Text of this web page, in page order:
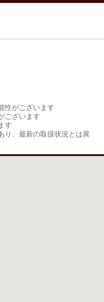
性がございます
ございます
す
り、最新の取扱状況とは異